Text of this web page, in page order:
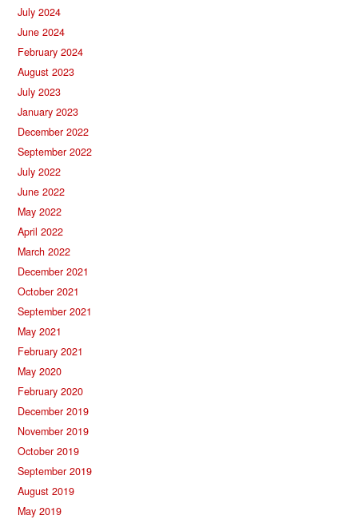
July 2024
June 2024
February 2024
August 2023
July 2023
January 2023
December 2022
September 2022
July 2022
June 2022
May 2022
April 2022
March 2022
December 2021
October 2021
September 2021
May 2021
February 2021
May 2020
February 2020
December 2019
November 2019
October 2019
September 2019
August 2019
May 2019